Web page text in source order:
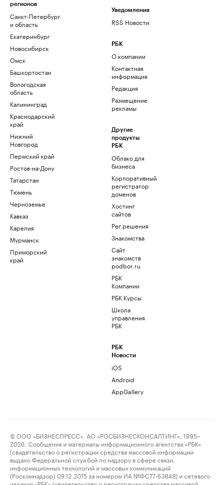
регионов
Санкт-Петербург
и область
Екатеринбург
Новосибирск
Омск
Башкортостан
Вологодская
область
Калининград
Краснодарский
край
Нижний
Новгород
Пермский край
Ростов-на-Дону
Татарстан
Тюмень
Черноземье
Кавказ
Карелия
Мурманск
Приморский
край
Уведомления
RSS Новости
РБК
О компании
Контактная
информация
Редакция
Размещение
рекламы
Другие
продукты
РБК
Облако для
бизнеса
Корпоративный
регистратор
доменов
Хостинг
сайтов
Рег.решения
Знакомства
Сайт
знакомств
podbor.ru
РБК
Компании
РБК Курсы
Школа
управления
РБК
РБК
Новости
iOS
Android
AppGallery
© ООО «БИЗНЕСПРЕСС», АО «РОСБИЗНЕСКОНСАЛТИНГ», 1995–
2026. Сообщения и материалы информационного агентства «РБК»
(свидетельство о регистрации средства массовой информации
выдано Федеральной службой по надзору в сфере связи,
информационных технологий и массовых коммуникаций
(Роскомнадзор) 09.12.2015 за номером ИА №ФС77-63848) и сетевого